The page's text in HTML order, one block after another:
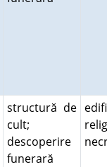
structură de
cult;
descoperire
funerară